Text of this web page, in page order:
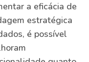
a eficácia de
estratégica
é possível